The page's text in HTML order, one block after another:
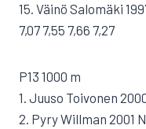
15. Väinö Salomäki
7,07 7,55 7,66 7,27
P13 1000 m
1. Juuso Toivonen
2. Pyry Willman 2001